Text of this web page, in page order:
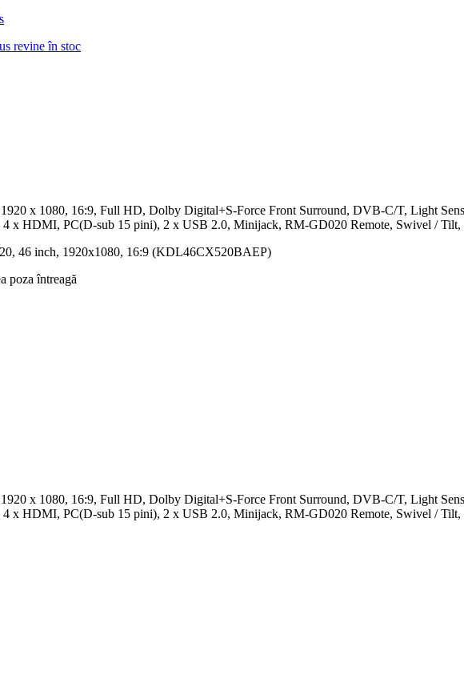
revine în stoc
x 1080, 16:9, Full HD, Dolby Digital+S-Force Front Surround, DVB-C/T, Light
4 x HDMI, PC(D-sub 15 pini), 2 x USB 2.0, Minijack, RM-GD020 Remote, Swivel /
poza întreagă
x 1080, 16:9, Full HD, Dolby Digital+S-Force Front Surround, DVB-C/T, Light
4 x HDMI, PC(D-sub 15 pini), 2 x USB 2.0, Minijack, RM-GD020 Remote, Swivel /